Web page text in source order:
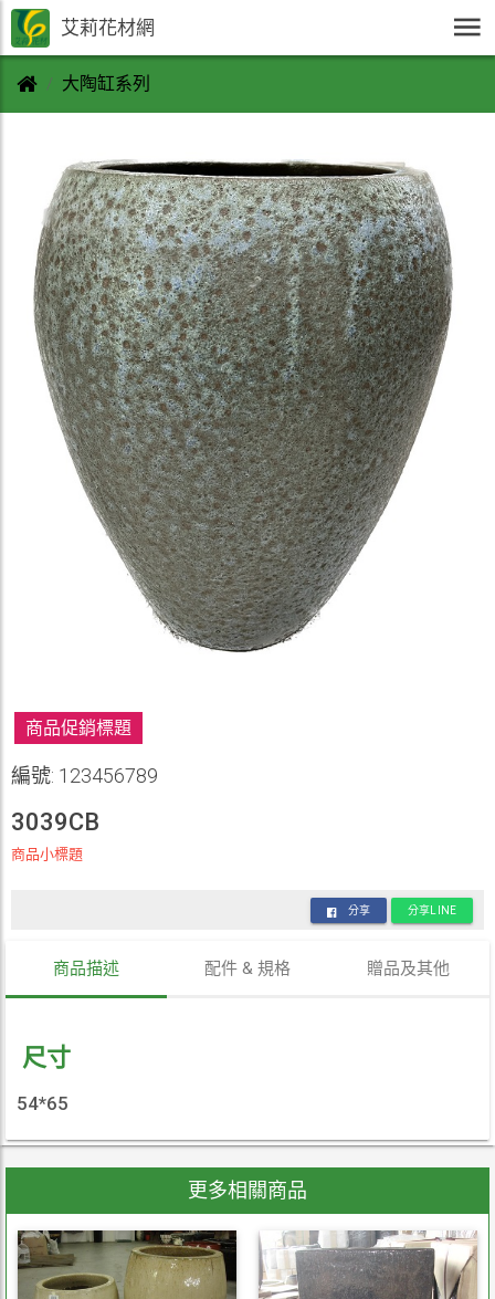
艾莉花材網
大陶缸系列
商品促銷標題
編號: 123456789
3039CB
商品小標題
分享 分享LINE
商品描述 配件 & 規格 贈品及其他
尺寸
54*65
更多相關商品